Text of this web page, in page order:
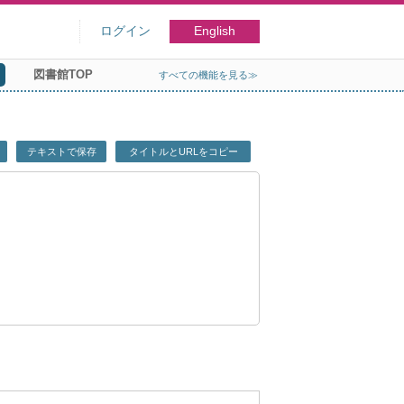
ログイン English
図書館TOP すべての機能を見る≫
テキストで保存 タイトルとURLをコピー